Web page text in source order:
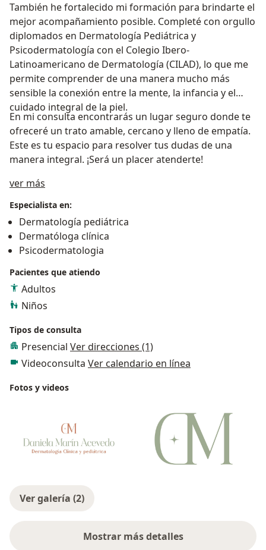
También he fortalecido mi formación para brindarte el
mejor acompañamiento posible. Completé con orgullo
diplomados en Dermatología Pediátrica y
Psicodermatología con el Colegio Ibero-
Latinoamericano de Dermatología (CILAD), lo que me
permite comprender de una manera mucho más
sensible la conexión entre la mente, la infancia y el
cuidado integral de la piel.
En mi consulta encontrarás un lugar seguro donde te
ofreceré un trato amable, cercano y lleno de empatía.
Este es tu espacio para resolver tus dudas de una
manera integral. ¡Será un placer atenderte!
ver más
Especialista en:
Dermatología pediátrica
Dermatóloga clínica
Psicodermatologia
Pacientes que atiendo
Adultos
Niños
Tipos de consulta
Presencial Ver direcciones (1)
Videoconsulta Ver calendario en línea
Fotos y videos
Ver galería (2)
Mostrar más detalles
sobre la experiencia